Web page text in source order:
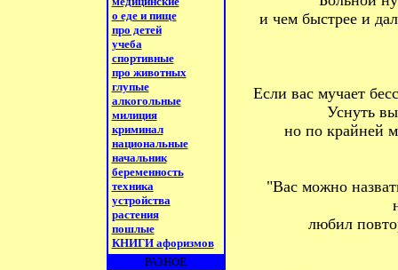
о еде и пище
про детей
учеба
спортивные
про животных
глупые
алкогольные
милиция
криминал
национальные
начальник
беременность
техника
устройства
растения
пошлые
КНИГИ афоризмов
РАЗНОЕ
и чем быстрее и
Если вас мучает
Уснуть
но по кpайней
"Вас можно
любил